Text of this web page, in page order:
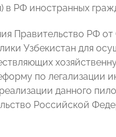
РФ иностранных
Правительство РФ
Узбекистан для
по легализации
данного
Российской